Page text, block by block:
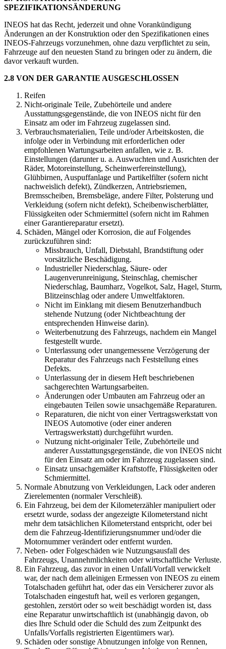
SPEZIFIKATIONSÄNDERUNG
INEOS hat das Recht, jederzeit und ohne Vorankündigung
Änderungen an der Konstruktion oder den Spezifikationen eines
INEOS-Fahrzeugs vorzunehmen, ohne dazu verpflichtet zu sein,
Fahrzeuge auf den neuesten Stand zu bringen oder zu ändern, die
davor verkauft wurden.
2.8 VON DER GARANTIE AUSGESCHLOSSEN
Reifen
Nicht-originale Teile, Zubehörteile und andere
Ausstattungsgegenstände, die von INEOS nicht für den
Einsatz am oder im Fahrzeug zugelassen sind.
Verbrauchsmaterialien, Teile und/oder Arbeitskosten, die
infolge oder in Verbindung mit erforderlichen oder
empfohlenen Wartungsarbeiten anfallen, wie z. B.
Einstellungen (darunter u. a. Auswuchten und Ausrichten der
Räder, Motoreinstellung, Scheinwerfereinstellung),
Glühbirnen, Auspuffanlage und Partikelfilter (sofern nicht
nachweislich defekt), Zündkerzen, Antriebsriemen,
Bremsscheiben, Bremsbeläge, andere Filter, Polsterung und
Verkleidung (sofern nicht defekt), Scheibenwischerblätter,
Flüssigkeiten oder Schmiermittel (sofern nicht im Rahmen
einer Garantiereparatur ersetzt).
Schäden, Mängel oder Korrosion, die auf Folgendes
zurückzuführen sind:
Missbrauch, Unfall, Diebstahl, Brandstiftung oder
vorsätzliche Beschädigung.
Industrieller Niederschlag, Säure- oder
Laugenverunreinigung, Steinschlag, chemischer
Niederschlag, Baumharz, Vogelkot, Salz, Hagel, Sturm,
Blitzeinschlag oder andere Umweltfaktoren.
Nicht im Einklang mit diesem Benutzerhandbuch
stehende Nutzung (oder Nichtbeachtung der
entsprechenden Hinweise darin).
Weiterbenutzung des Fahrzeugs, nachdem ein Mangel
festgestellt wurde.
Unterlassung oder unangemessene Verzögerung der
Reparatur des Fahrzeugs nach Feststellung eines
Defekts.
Unterlassung der in diesem Heft beschriebenen
sachgerechten Wartungsarbeiten.
Änderungen oder Umbauten am Fahrzeug oder an
eingebauten Teilen sowie unsachgemäße Reparaturen.
Reparaturen, die nicht von einer Vertragswerkstatt von
INEOS Automotive (oder einer anderen
Vertragswerkstatt) durchgeführt wurden.
Nutzung nicht-originaler Teile, Zubehörteile und
anderer Ausstattungsgegenstände, die von INEOS nicht
für den Einsatz am oder im Fahrzeug zugelassen sind.
Einsatz unsachgemäßer Kraftstoffe, Flüssigkeiten oder
Schmiermittel.
Normale Abnutzung von Verkleidungen, Lack oder anderen
Zierelementen (normaler Verschleiß).
Ein Fahrzeug, bei dem der Kilometerzähler manipuliert oder
ersetzt wurde, sodass der angezeigte Kilometerstand nicht
mehr dem tatsächlichen Kilometerstand entspricht, oder bei
dem die Fahrzeug-Identifizierungsnummer und/oder die
Motornummer verändert oder entfernt wurden.
Neben- oder Folgeschäden wie Nutzungsausfall des
Fahrzeugs, Unannehmlichkeiten oder wirtschaftliche Verluste.
Ein Fahrzeug, das zuvor in einen Unfall/Vorfall verwickelt
war, der nach dem alleinigen Ermessen von INEOS zu einem
Totalschaden geführt hat, oder das ein Versicherer zuvor als
Totalschaden eingestuft hat, weil es verloren gegangen,
gestohlen, zerstört oder so weit beschädigt worden ist, dass
eine Reparatur unwirtschaftlich ist (unabhängig davon, ob
dies Ihre Schuld oder die Schuld des zum Zeitpunkt des
Unfalls/Vorfalls registrierten Eigentümers war).
Schäden oder sonstige Abnutzungen infolge von Rennen,